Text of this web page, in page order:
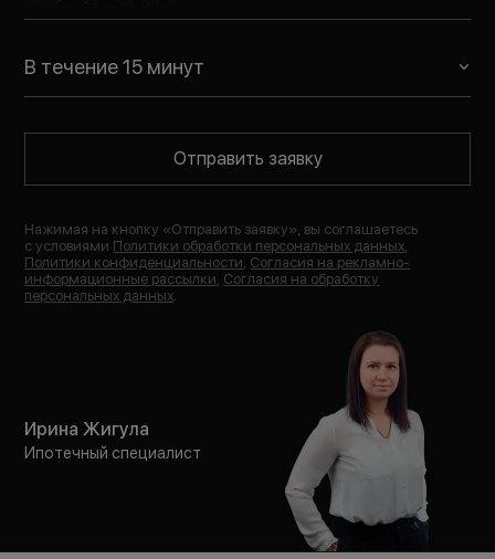
В течение 15 минут
Отправить заявку
Нажимая на кнопку «Отправить заявку», вы соглашаетесь
с условиями Политики обработки персональных данных
Политики конфиденциальности Согласия на рекламно-
информационные рассылки Согласия на обработку
персональных данных
Ирина Жигула
Ипотечный специалист